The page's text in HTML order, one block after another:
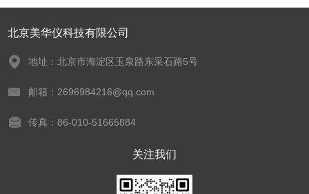
北京美华仪科技有限公司
地址：北京市海淀区玉泉路东采石路5号
邮箱：2696984216@qq.com
传真：86-010-51665884
关注我们